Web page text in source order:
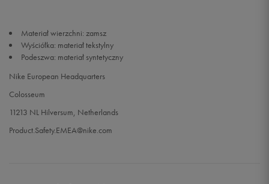
47,5 31 cm
Materiał wierzchni: zamsz
Wyściółka: materiał tekstylny
Podeszwa: materiał syntetyczny
Nike European Headquarters
Colosseum
11213 NL Hilversum, Netherlands
Product.Safety.EMEA@nike.com